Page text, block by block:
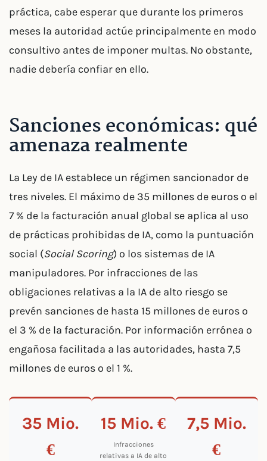
práctica, cabe esperar que durante los primeros
meses la autoridad actúe principalmente en modo
consultivo antes de imponer multas. No obstante,
nadie debería confiar en ello.
Sanciones económicas: qué
amenaza realmente
La Ley de IA establece un régimen sancionador de
tres niveles. El máximo de 35 millones de euros o el
7 % de la facturación anual global se aplica al uso
de prácticas prohibidas de IA, como la puntuación
social (Social Scoring) o los sistemas de IA
manipuladores. Por infracciones de las
obligaciones relativas a la IA de alto riesgo se
prevén sanciones de hasta 15 millones de euros o
el 3 % de la facturación. Por información errónea o
engañosa facilitada a las autoridades, hasta 7,5
millones de euros o el 1 %.
35 Mio.
€
15 Mio. €
Infracciones
relativas a IA de alto
7,5 Mio.
€